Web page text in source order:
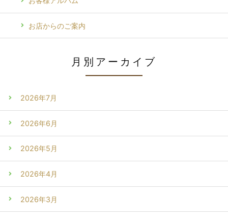
お店からのご案内
月別アーカイブ
2026年7月
2026年6月
2026年5月
2026年4月
2026年3月